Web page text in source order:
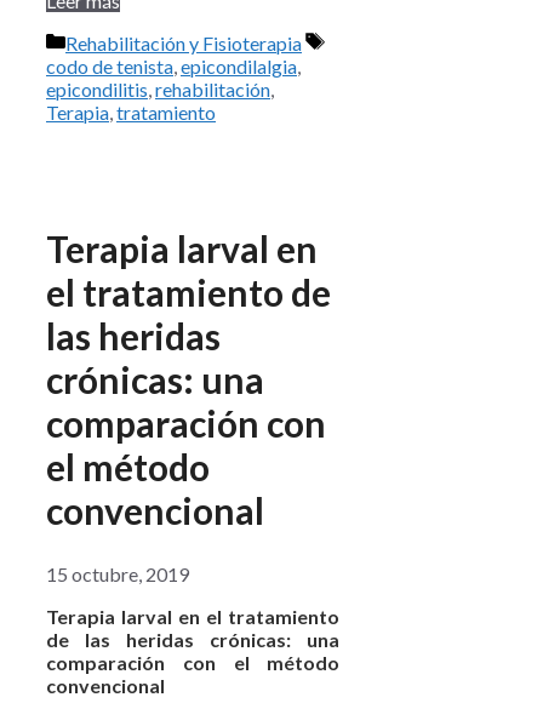
Categorías
Rehabilitación y Fisioterapia
Etiquetas
codo de tenista,epicondilalgia,
epicondilitis,rehabilitación,
Terapia,tratamiento
Terapia larval en
el tratamiento de
las heridas
crónicas: una
comparación con
el método
convencional
15 octubre, 2019
Terapia larval en el tratamiento
de las heridas crónicas: una
comparación con el método
convencional